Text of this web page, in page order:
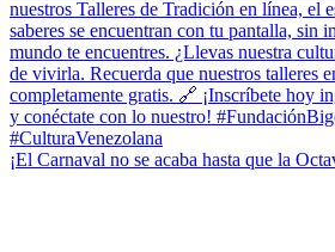
¡El Carnaval no se acaba hasta que la